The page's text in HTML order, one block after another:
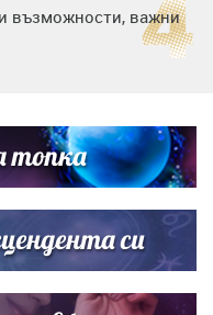
възможности, важни
Анистън,
на яхта
топка
си